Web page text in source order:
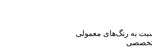
به رنگ‌های معمولی
تخصصی